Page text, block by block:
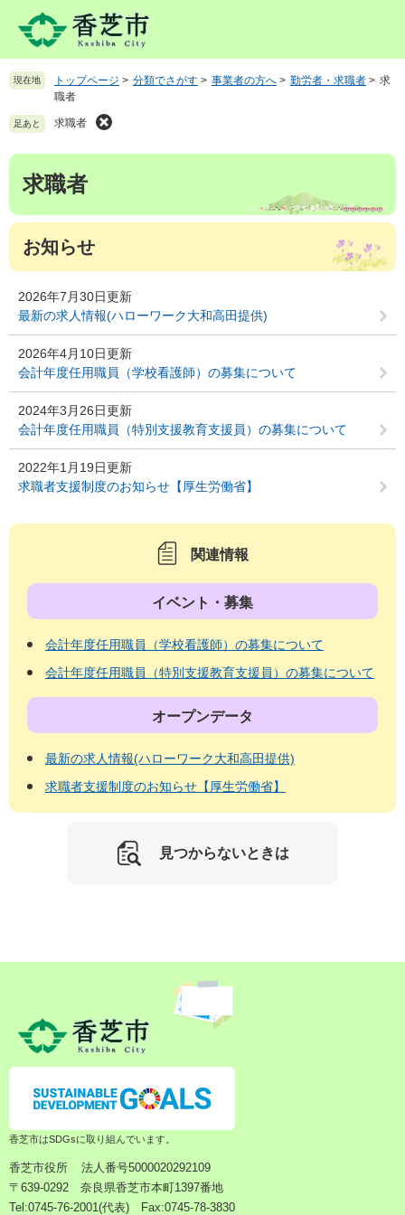
先
。
を
て
へ
現在地 トップページ > 分類でさがす > 事業者の方へ > 勤労者・求職者 > 求
職者
足あと 求職者
本
求職者
お知らせ
2026年7月30日更新
最新の求人情報(ハローワーク大和高田提供)
2026年4月10日更新
会計年度任用職員（学校看護師）の募集について
2024年3月26日更新
会計年度任用職員（特別支援教育支援員）の募集について
2022年1月19日更新
求職者支援制度のお知らせ【厚生労働省】
関連情報
イベント・募集
会計年度任用職員（学校看護師）の募集について
会計年度任用職員（特別支援教育支援員）の募集について
オープンデータ
最新の求人情報(ハローワーク大和高田提供)
求職者支援制度のお知らせ【厚生労働省】
見つからないときは
香芝市はSDGsに取り組んでいます。
香芝市役所
法人番号5000020292109
〒639-0292 奈良県香芝市本町1397番地
Tel:0745-76-2001(代表) Fax:0745-78-3830